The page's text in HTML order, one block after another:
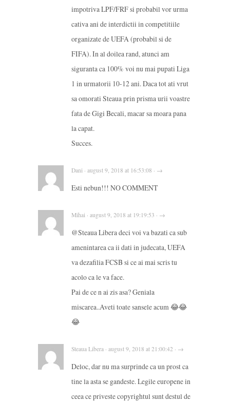
impotriva LPF/FRF si probabil vor urma
cativa ani de interdictii in competitiile
organizate de UEFA (probabil si de
FIFA). In al doilea rand, atunci am
siguranta ca 100% voi nu mai pupati Liga
1 in urmatorii 10-12 ani. Daca tot ati vrut
sa omorati Steaua prin prisma urii voastre
fata de Gigi Becali, macar sa moara pana
la capat.
Succes.
Dani · august 9, 2018 at 16:53:08 · →
Esti nebun!!! NO COMMENT
Mihai · august 9, 2018 at 19:19:53 · →
@Steaua Libera deci voi va bazati ca sub
amenintarea ca ii dati in judecata, UEFA
va dezafilia FCSB si ce ai mai scris tu
acolo ca le va face.
Pai de ce n ai zis asa? Geniala
miscarea..Aveti toate sansele acum 😂😂
😂
Steaua Libera · august 9, 2018 at 21:00:42 · →
Deloc, dar nu ma surprinde ca un prost ca
tine la asta se gandeste. Legile europene in
ceea ce priveste copyrightul sunt destul de